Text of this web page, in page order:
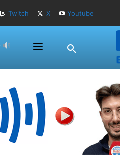
Twitch X Youtube